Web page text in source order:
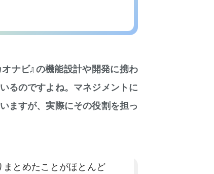
ナビ』の機能設計や開発に携わ
るのですよね。マネジメントに
ますが、実際にその役割を担っ
とめたことがほとんど